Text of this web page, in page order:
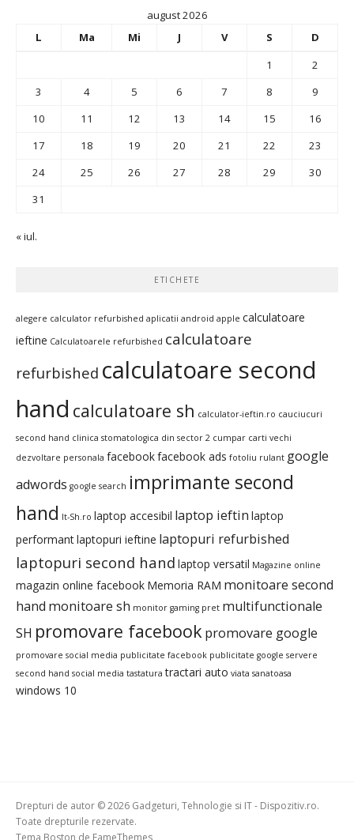
august 2026
L
Ma Mi J V S
D
1
2
3
4 5 6 7 8
9
10
11 12 13 14 15
16
17
18 19 20 21 22
23
24
25 26 27 28 29
30
31
« iul.
ETICHETE
alegere calculator refurbished aplicatii android apple calculatoare
ieftine Calculatoarele refurbished calculatoare
refurbished calculatoare second
hand calculatoare sh calculator-ieftin.ro cauciucuri
second hand clinica stomatologica din sector 2 cumpar carti vechi
dezvoltare personala facebookfacebook ads fotoliu rulant google
adwords google search imprimante second
hand It-Sh.ro laptop accesibil laptop ieftin laptop
performantlaptopuri ieftine laptopuri refurbished
laptopuri second hand laptop versatil Magazine online
magazin online facebook Memoria RAM monitoare second
hand monitoare sh monitor gaming pret multifunctionale
SH promovare facebookpromovare google
promovare social media publicitate facebook publicitate google servere
second hand social media tastatura tractari auto viata sanatoasa
windows 10
Drepturi de autor © 2026 Gadgeturi, Tehnologie si IT - Dispozitiv.ro.
Toate drepturile rezervate.